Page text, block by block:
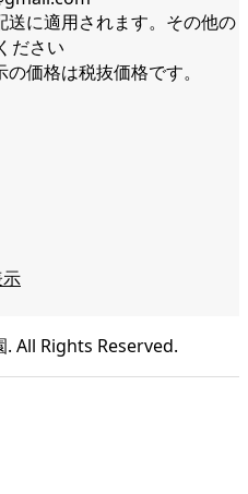
送に適用されます。その他の
ださい
価格は税抜価格です。
. All Rights Reserved.